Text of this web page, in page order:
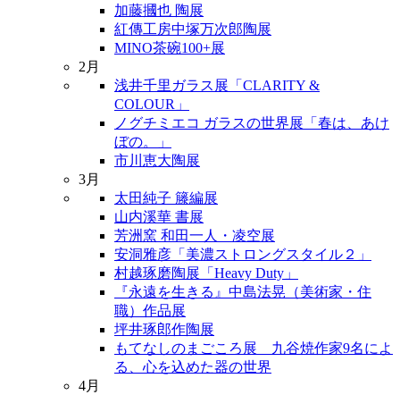
加藤摑也 陶展
紅傳工房中塚万次郎陶展
MINO茶碗100+展
2月
浅井千里ガラス展「CLARITY &
COLOUR」
ノグチミエコ ガラスの世界展「春は、あけ
ぼの。」
市川恵大陶展
3月
太田純子 籐編展
山内溪華 書展
芳洲窯 和田一人・凌空展
安洞雅彦「美濃ストロングスタイル２」
村越琢磨陶展「Heavy Duty」
『永遠を生きる』中島法晃（美術家・住
職）作品展
坪井琢郎作陶展
もてなしのまごころ展 九谷焼作家9名によ
る、心を込めた器の世界
4月